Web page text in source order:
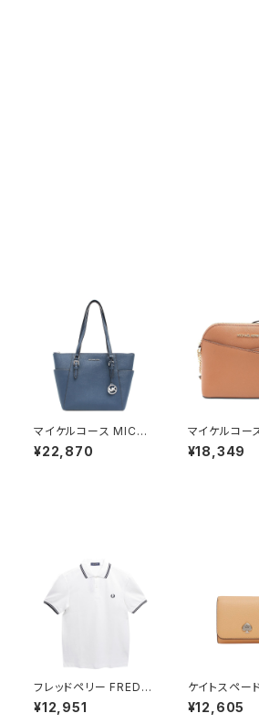
マイケルコース MICHA
EL KORS トートバッグ
35F0SCFT3L-NAVY
¥22,870
マイケルコー
EL KORS シ
ッグ
¥18,349
フレッドペリー FRED P
ERRY The Fred Perr
y Shirt M3600 ポロ
¥12,951
ケイトスペー
PADE ケイラ
Lジップ ウォレ
¥12,605